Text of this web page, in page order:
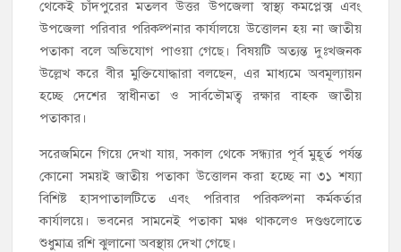
থেকেই চাঁদপুরের মতলব উত্তর উপজেলা স্বাস্থ্য কমপ্লেক্স এবং
উপজেলা পরিবার পরিকল্পনার কার্যালয়ে উত্তোলন হয় না জাতীয়
পতাকা বলে অভিযোগ পাওয়া গেছে। বিষয়টি অত্যন্ত দুঃখজনক
উল্লেখ করে বীর মুক্তিযোদ্ধারা বলছেন, এর মাধ্যমে অবমূল্যায়ন
হচ্ছে দেশের স্বাধীনতা ও সার্বভৌমত্ব রক্ষার বাহক জাতীয়
পতাকার।
সরেজমিনে গিয়ে দেখা যায়, সকাল থেকে সন্ধ্যার পূর্ব মুহূর্ত পর্যন্ত
কোনো সময়ই জাতীয় পতাকা উত্তোলন করা হচ্ছে না ৩১ শয্যা
বিশিষ্ট হাসপাতালটিতে এবং পরিবার পরিকল্পনা কর্মকর্তার
কার্যালয়ে। ভবনের সামনেই পতাকা মঞ্চ থাকলেও দণ্ডগুলোতে
শুধুমাত্র রশি ঝুলানো অবস্থায় দেখা গেছে।